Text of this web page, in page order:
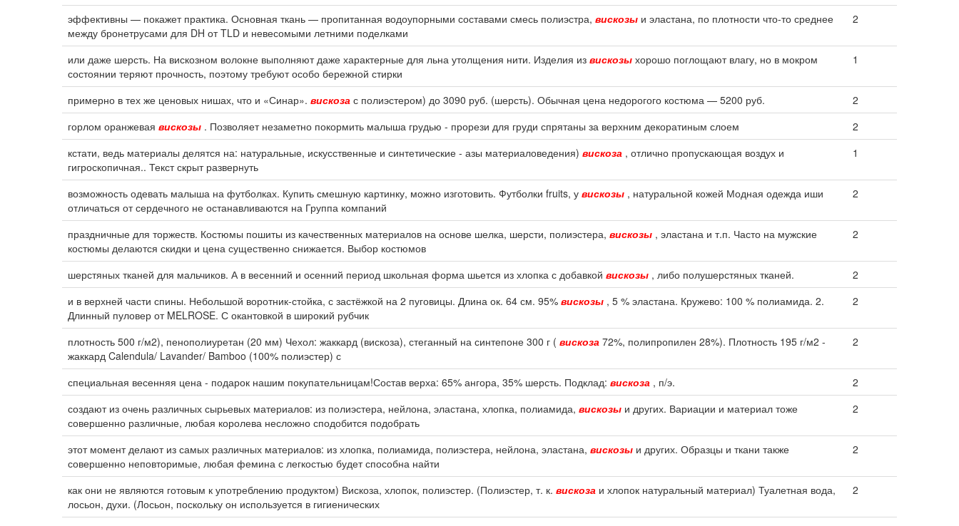
эффективны — покажет практика. Основная ткань — пропитанная водоупорными составами смесь полиэстра, вискозы и эластана, по плотности что-то среднее
между бронетрусами для DH от TLD и невесомыми летними поделками
2
или даже шерсть. На вискозном волокне выполняют даже характерные для льна утолщения нити. Изделия из вискозы хорошо поглощают влагу, но в мокром
состоянии теряют прочность, поэтому требуют особо бережной стирки
1
примерно в тех же ценовых нишах, что и «Синар». вискоза с полиэстером) до 3090 руб. (шерсть). Обычная цена недорогого костюма — 5200 руб.
2
горлом оранжевая вискозы . Позволяет незаметно покормить малыша грудью - прорези для груди спрятаны за верхним декоратиным слоем
2
кстати, ведь материалы делятся на: натуральные, искусственные и синтетические - азы материаловедения) вискоза , отлично пропускающая воздух и
гигроскопичная.. Текст скрыт развернуть
1
возможность одевать малыша на футболках. Купить смешную картинку, можно изготовить. Футболки fruits, у вискозы , натуральной кожей Модная одежда иши
отличаться от сердечного не останавливаются на Группа компаний
2
праздничные для торжеств. Костюмы пошиты из качественных материалов на основе шелка, шерсти, полиэстера, вискозы , эластана и т.п. Часто на мужские
костюмы делаются скидки и цена существенно снижается. Выбор костюмов
2
шерстяных тканей для мальчиков. А в весенний и осенний период школьная форма шьется из хлопка с добавкой вискозы , либо полушерстяных тканей.
2
и в верхней части спины. Небольшой воротник-стойка, с застёжкой на 2 пуговицы. Длина ок. 64 см. 95% вискозы , 5 % эластана. Кружево: 100 % полиамида. 2.
Длинный пуловер от MELROSE. С окантовкой в широкий рубчик
2
плотность 500 г/м2), пенополиуретан (20 мм) Чехол: жаккард (вискоза), стеганный на синтепоне 300 г ( вискоза 72%, полипропилен 28%). Плотность 195 г/м2 -
жаккард Calendula/ Lavander/ Bamboo (100% полиэстер) с
2
специальная весенняя цена - подарок нашим покупательницам!Состав верха: 65% ангора, 35% шерсть. Подклад: вискоза , п/э.
2
создают из очень различных сырьевых материалов: из полиэстера, нейлона, эластана, хлопка, полиамида, вискозы и других. Вариации и материал тоже
совершенно различные, любая королева несложно сподобится подобрать
2
этот момент делают из самых различных материалов: из хлопка, полиамида, полиэстера, нейлона, эластана, вискозы и других. Образцы и ткани также
совершенно неповторимые, любая фемина с легкостью будет способна найти
2
как они не являются готовым к употреблению продуктом) Вискоза, хлопок, полиэстер. (Полиэстер, т. к. вискоза и хлопок натуральный материал) Туалетная вода,
лосьон, духи. (Лосьон, поскольку он используется в гигиенических
2